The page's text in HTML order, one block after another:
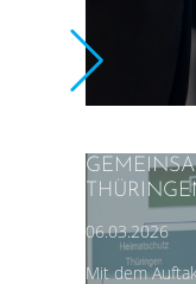
06.03.2026
Mit dem